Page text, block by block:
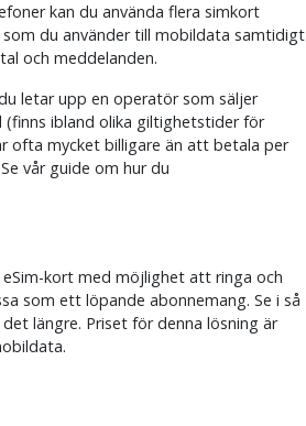
kan du använda flera simkort
du använder till mobildata samtidigt
och meddelanden.
letar upp en operatör som säljer
ibland olika giltighetstider för
mycket billigare än att betala per
vår guide om hur du
kort med möjlighet att ringa och
som ett löpande abonnemang. Se i så
längre. Priset för denna lösning är